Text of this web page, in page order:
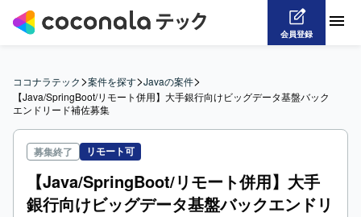
会員登録
ココナラテック>案件を探す>Javaの案件>
【Java/SpringBoot/リモート併用】大手銀行向けビッグデータ基盤バック
エンドリード補佐募集
募集終了 リモート可
【Java/SpringBoot/リモート併用】大手
銀行向けビッグデータ基盤バックエンドリ